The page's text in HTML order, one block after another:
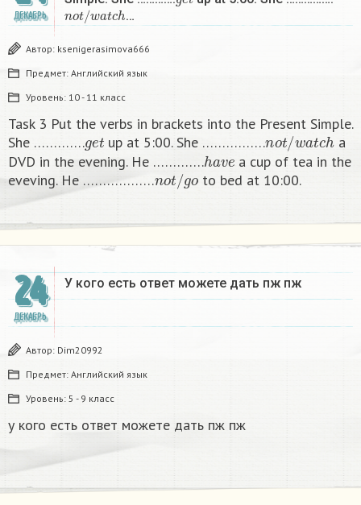
ДЕКАБРЬ not/w atch…
Автор: ksenigerasimova666
Предмет: Английский язык
Уровень: 10 - 11 класс
Task 3 Put the verbs in brackets into the Present Simple.
She ………….ge tup at 5:00. She …………….not/watcha
DVD in the evening. He ………….have a cup of tea in the
eveving. He ………………not/go to bed at 10:00. ​
24
ДЕКАБРЬ
У кого есть ответ можете дать пж пж ​
Автор: Dim20992
Предмет: Английский язык
Уровень: 5 - 9 класс
у кого есть ответ можете дать пж пж